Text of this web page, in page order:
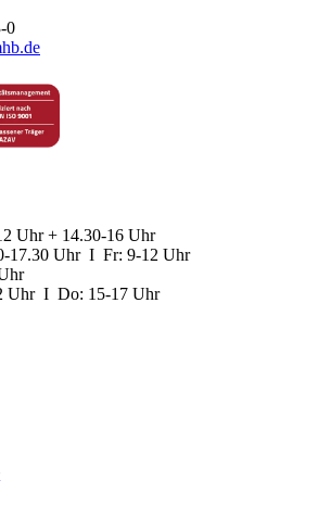
0
Uhr + 14.30-16 Uhr
17.30 Uhr I Fr: 9-12 Uhr
Uhr I Do: 15-17 Uhr